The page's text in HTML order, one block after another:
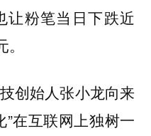
让粉笔当日下跌近
创始人张小龙向来
”在互联网上独树一